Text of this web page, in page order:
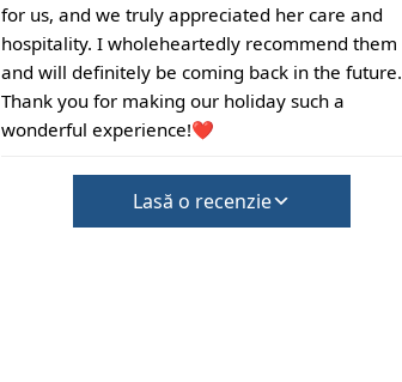
for us, and we truly appreciated her care and
hospitality. I wholeheartedly recommend them
and will definitely be coming back in the future.
Thank you for making our holiday such a
wonderful experience!❤️
Lasă o recenzie